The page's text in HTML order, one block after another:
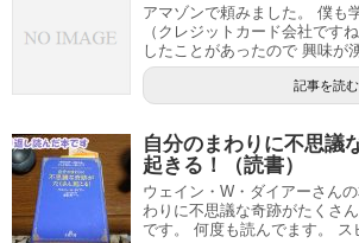
アマゾンで頼みました。 僕も
（クレジットカード会社です
したことがあったので 興味が
記事を読む
自分のまわりに不思議
起きる！（読書）
ウェイン・W・ダイアーさん
わりに不思議な奇跡がたくさ
です。 何度も読んでます。 ス